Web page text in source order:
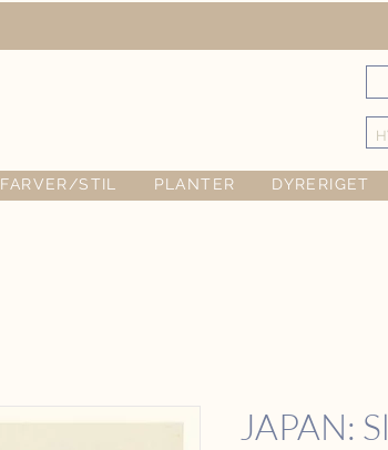
FARVER/STIL PLANTER DYRERIGET
JAPAN: